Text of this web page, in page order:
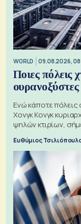
WORLD 09.08.2026,
Ποιες πόλεις
ουρανοξύστες
Ενώ κάποτε πόλεις
Χονγκ Κονγκ
ψηλών κτιρίων,
Ευθύμιος